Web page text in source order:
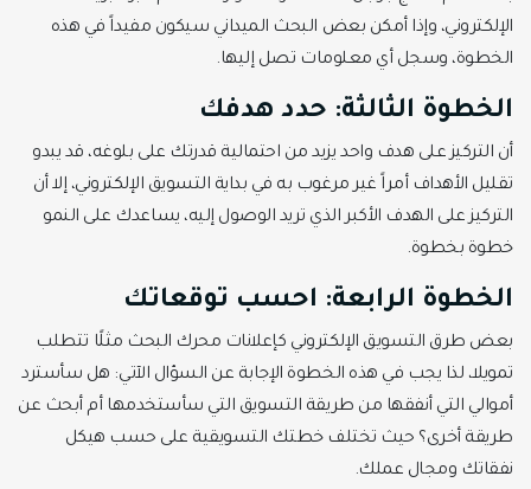
الإلكتروني، وإذا أمكن بعض البحث الميداني سيكون مفيداً في هذه
الخطوة، وسجل أي معلومات تصل إليها.
الخطوة الثالثة: حدد هدفك
أن التركيز على هدف واحد يزيد من احتمالية قدرتك على بلوغه، قد يبدو
تقليل الأهداف أمراً غير مرغوب به في بداية التسويق الإلكتروني، إلا أن
التركيز على الهدف الأكبر الذي تريد الوصول إليه، يساعدك على النمو
خطوة بخطوة.
الخطوة الرابعة: احسب توقعاتك
بعض طرق التسويق الإلكتروني كإعلانات محرك البحث مثلًا تتطلب
تمويلا، لذا يجب في هذه الخطوة الإجابة عن السؤال الآتي: هل سأسترد
أموالي التي أنفقها من طريقة التسويق التي سأستخدمها أم أبحث عن
طريقة أخرى؟ حيث تختلف خطتك التسويقية على حسب هيكل
نفقاتك ومجال عملك.